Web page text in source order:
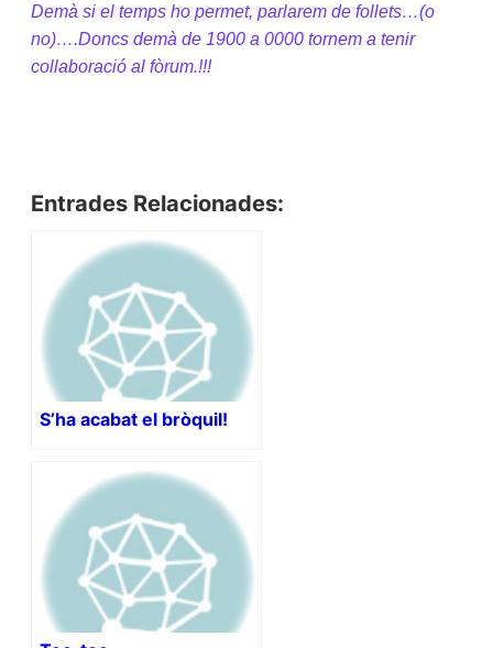
Demà si el temps ho permet, parlarem de follets…(o
no)….Doncs demà de 1900 a 0000 tornem a tenir
collaboració al fòrum.!!!
Entrades Relacionades:
S’ha acabat el bròquil!